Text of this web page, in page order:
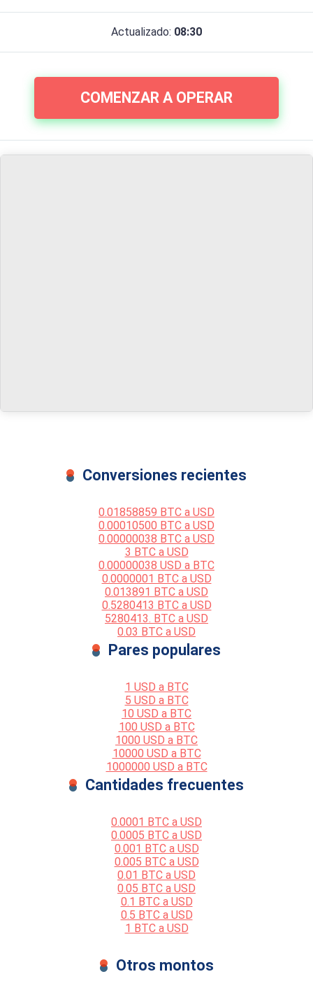
Actualizado: 08:30
COMENZAR A OPERAR
Conversiones recientes
0.01858859 BTC a USD
0.00010500 BTC a USD
0.00000038 BTC a USD
3 BTC a USD
0.00000038 USD a BTC
0.0000001 BTC a USD
0.013891 BTC a USD
0.5280413 BTC a USD
5280413. BTC a USD
0.03 BTC a USD
Pares populares
1 USD a BTC
5 USD a BTC
10 USD a BTC
100 USD a BTC
1000 USD a BTC
10000 USD a BTC
1000000 USD a BTC
Cantidades frecuentes
0.0001 BTC a USD
0.0005 BTC a USD
0.001 BTC a USD
0.005 BTC a USD
0.01 BTC a USD
0.05 BTC a USD
0.1 BTC a USD
0.5 BTC a USD
1 BTC a USD
Otros montos